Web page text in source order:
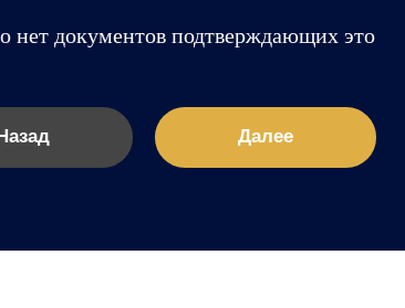
нет документов подтверждающих это
Далее